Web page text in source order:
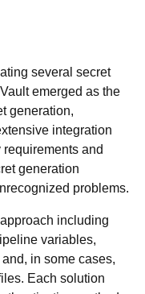
several secret
emerged as the
generation,
integration
and
generation
problems.
including
variables,
in some cases,
Each solution